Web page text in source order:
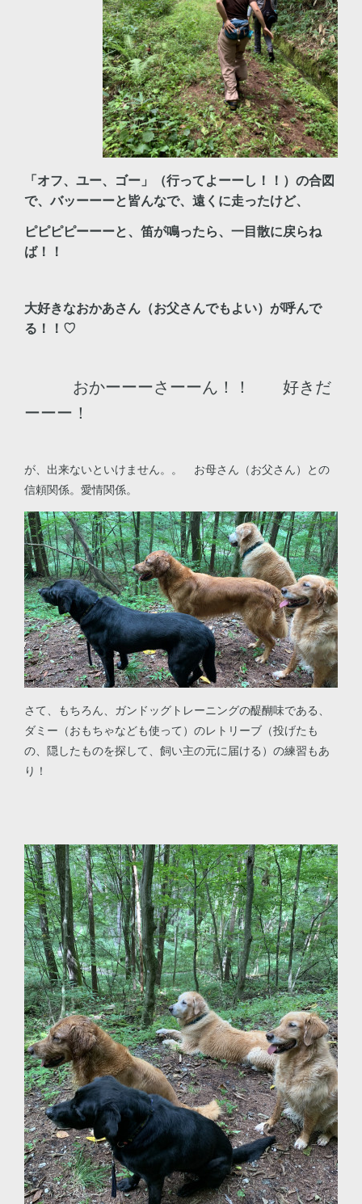
「オフ、ユー、ゴー」（行ってよーーし！！）の合図
で、バッーーーと皆んなで、遠くに走ったけど、
ピピピピーーーと、笛が鳴ったら、一目散に戻らね
ば！！
大好きなおかあさん（お父さんでもよい）が呼んで
る！！♡
おかーーーさーーん！！ 好きだ
ーーー！
が、出来ないといけません。。 お母さん（お父さん）との
信頼関係。愛情関係。
さて、もちろん、ガンドッグトレーニングの醍醐味である、
ダミー（おもちゃなども使って）のレトリーブ（投げたも
の、隠したものを探して、飼い主の元に届ける）の練習もあ
り！